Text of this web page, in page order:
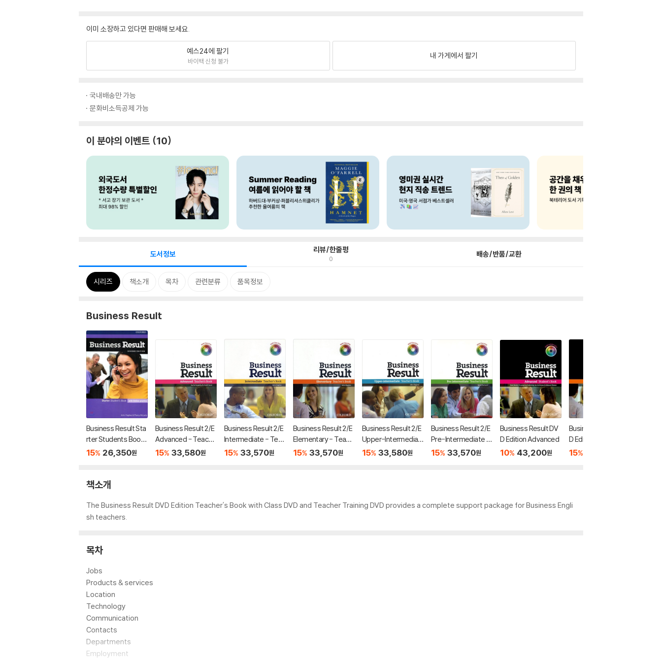
이미 소장하고 있다면 판매해 보세요.
예스24에 팔기
바이백 신청 불가
내 가게에서 팔기
국내배송만 가능
문화비소득공제 가능
이 분야의 이벤트 10
도서정보 리뷰/한줄평
0 배송/반품/교환
시리즈 책소개 목차 관련분류 품목정보
Business Result
Business Result Sta
rter Students Book
and Online Practice
15% 26,350원
Business Result 2/E
Advanced - Teache
r's Book & DVD Pack
15% 33,580원
Business Result 2/E
Intermediate - Teac
her's Book & DVD Pa
15% 33,570원
Business Result 2/E
Elementary - Teach
er's Book & DVD Pac
15% 33,570원
Business Result 2/E
Upper-Intermediat
e - Teacher's Book
15% 33,580원
Business Result 2/E
Pre-Intermediate -
Teacher's Book & D
15% 33,570원
Business Result DV
D Edition Advanced
10% 43,200원
Business Result DV
D Edition Elementar
y
15%
책소개
The Business Result DVD Edition Teacher's Book with Class DVD and Teacher Training DVD provides a complete support package for Business Engli
sh teachers.
목차
Jobs
Products & services
Location
Technology
Communication
Contacts
Departments
Employment